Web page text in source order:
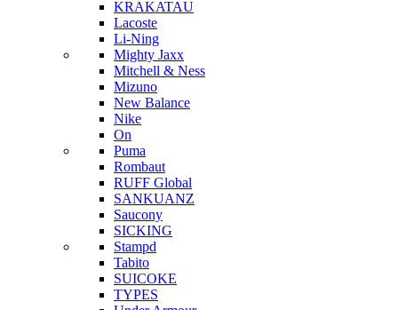
KRAKATAU
Lacoste
Li-Ning
Mighty Jaxx
Mitchell & Ness
Mizuno
New Balance
Nike
On
Puma
Rombaut
RUFF Global
SANKUANZ
Saucony
SICKING
Stampd
Tabito
SUICOKE
TYPES